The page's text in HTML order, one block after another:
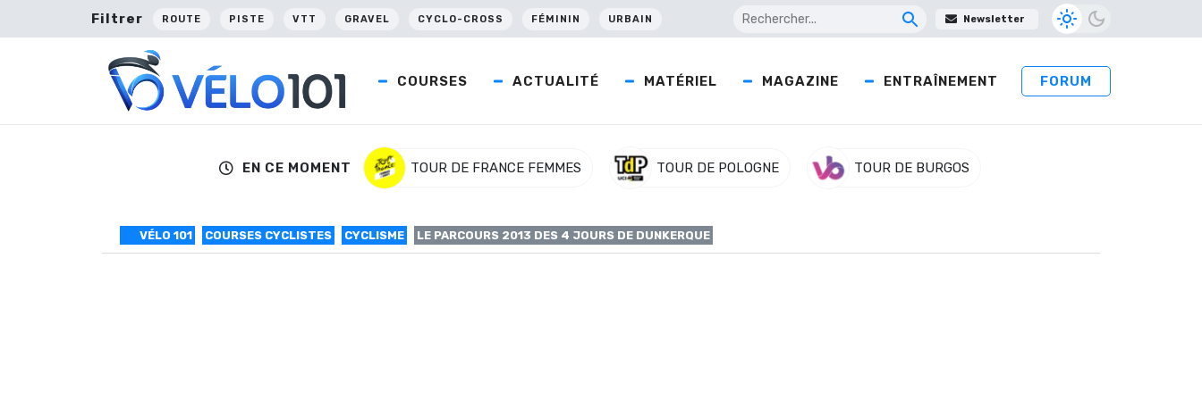
Filtrer ROUTE PISTE VTT GRAVEL CYCLO-CROSS FÉMININ URBAIN Newsletter
COURSES ACTUALITÉ MATÉRIEL MAGAZINE ENTRAÎNEMENT FORUM
EN CE MOMENT TOUR DE FRANCE FEMMES TOUR DE POLOGNE TOUR DE BURGOS
VÉLO 101 COURSES CYCLISTES CYCLISME LE PARCOURS 2013 DES 4 JOURS DE DUNKERQUE